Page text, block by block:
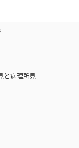
と病理所見